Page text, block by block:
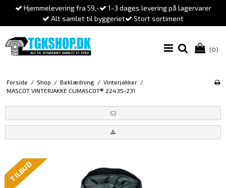
Hjemmelevering fra 59,-
1-3 dages levering på lagervarer
Alt samlet til byggeriet
Stort sortiment
(0)
Forside / Shop / Beklædning / Vinterjakker /
MASCOT VINTERJAKKE CLIMASCOT® 22435-231
TILBUD